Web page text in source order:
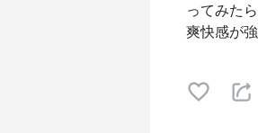
ってみた
爽快感が